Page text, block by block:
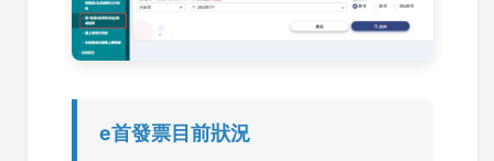
e首發票目前狀況